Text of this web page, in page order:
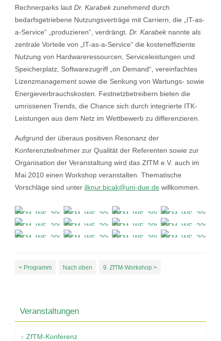
Rechnerparks laut Dr. Karabekzunehmend durch
bedarfsgetriebene Nutzungsverträge mit Carriern, die „IT-as-
a-Service“ „produzieren“, verdrängt. Dr. Karabeknannte als
zentrale Vorteile von „IT-as-a-Service“ die kosteneffiziente
Nutzung von Hardwareressourcen, Serviceleistungen und
Speicherplatz, Softwarezugriff „on Demand“, vereinfachtes
Lizenzmanagement sowie die Senkung von Wartungs- sowie
Energieverbrauchskosten. Festnetzbetreibern bieten die
umrissenen Trends, die Chance sich durch integrierte ITK-
Leistungen aus dem Netz im Wettbewerb zu differenzieren.
Aufgrund der überaus positiven Resonanz der
Konferenzteilnehmer zur Qualität der Referenten sowie zur
Organisation der Veranstaltung wird das ZfTM e.V. auch im
Mai 2010 einen Workshop veranstalten. Thematische
Vorschläge sind unter ilknur.bicak@uni-due.de willkommen.
< Programm Nach oben 9. ZfTM-Workshop >
Veranstaltungen
ZfTM-Konferenz